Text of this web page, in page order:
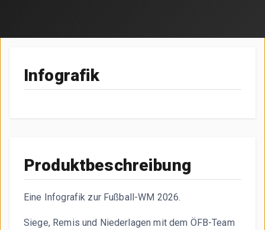
Infografik
Produktbeschreibung
Eine Infografik zur Fußball-WM 2026.
Siege, Remis und Niederlagen mit dem ÖFB-Team